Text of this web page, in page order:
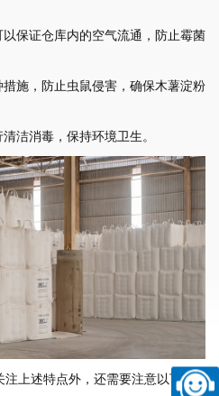
保证仓库内的空气流通，防止霉菌
施，防止虫鼠侵害，确保木薯淀粉
洁消毒，保持环境卫生。
上述特点外，还需要注意以下几